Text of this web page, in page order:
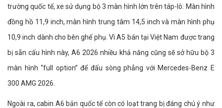
trường quốc tế, xe sử dụng bộ 3 màn hình lớn trên táp-lô: Màn hình
đồng hồ 11,9 inch, màn hình trung tâm 14,5 inch và màn hình phụ
10,9 inch dành cho bên ghế phụ. Vì A5 bán tại Việt Nam được trang
bị sẵn cấu hình này, A6 2026 nhiều khả năng cũng sẽ sở hữu bộ 3
màn hình “full option” để đấu sòng phẳng với Mercedes-Benz E
300 AMG 2026.
Ngoài ra, cabin A6 bản quốc tế còn có loạt trang bị đáng chú ý như